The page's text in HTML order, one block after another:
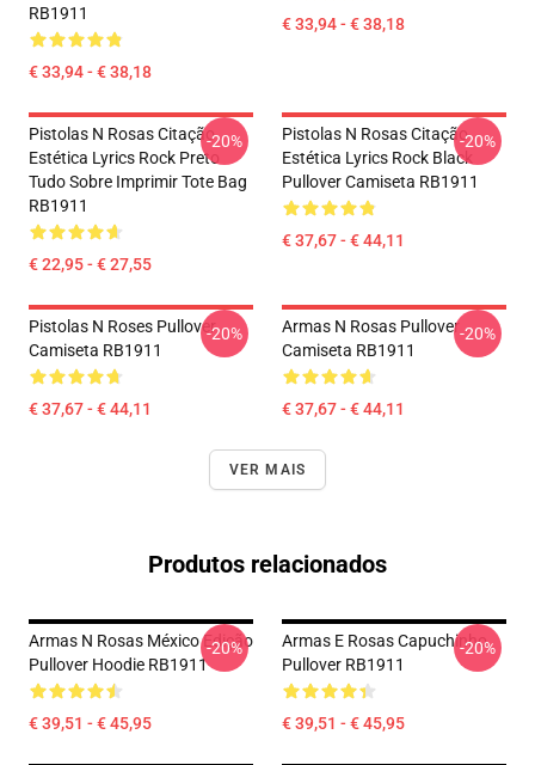
RB1911
€ 33,94 - € 38,18
€ 33,94 - € 38,18
Pistolas N Rosas Citação
Estética Lyrics Rock Preto
Tudo Sobre Imprimir Tote Bag
RB1911
€ 22,95 - € 27,55
-20%
Pistolas N Rosas Citação
Estética Lyrics Rock Black
Pullover Camiseta RB1911
€ 37,67 - € 44,11
-20%
Pistolas N Roses Pullover
Camiseta RB1911
€ 37,67 - € 44,11
-20%
Armas N Rosas Pullover
Camiseta RB1911
€ 37,67 - € 44,11
-20%
VER MAIS
Produtos relacionados
Armas N Rosas México Edição
Pullover Hoodie RB1911
€ 39,51 - € 45,95
-20%
Armas E Rosas Capuchinho
Pullover RB1911
€ 39,51 - € 45,95
-20%